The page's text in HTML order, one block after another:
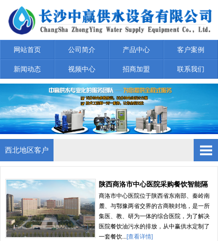
网站首页 公司简介 产品中心 客户案例
新闻动态 视频中心 招商加盟 联系我们
西北地区客户
华南地区客户
西南地区客户
陕西商洛市中心医院采购餐饮智能隔
油提升一
商洛市中心医院位于陕西省东南部、秦岭南
麓、与鄂豫两省交界的古商鞅封地，是一所
集医、教、研为一体的综合医院，为了解决
医院餐饮油污水的排放，从中赢供水定制了
一套餐饮...[查看详情]